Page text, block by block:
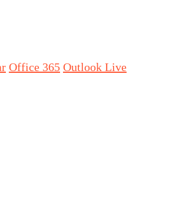
Office 365 Outlook Live